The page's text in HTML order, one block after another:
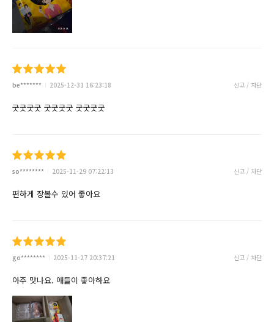
be******* 2025-12-31 16:23:18 신고 / 차단
굿굿굿굿 굿굿굿굿 굿굿굿굿
so******** 2025-11-29 07:22:13 신고 / 차단
편하게 장볼수 있어 좋아요
go******** 2025-11-27 20:37:21 신고 / 차단
아주 맛나요. 애들이 좋아하요